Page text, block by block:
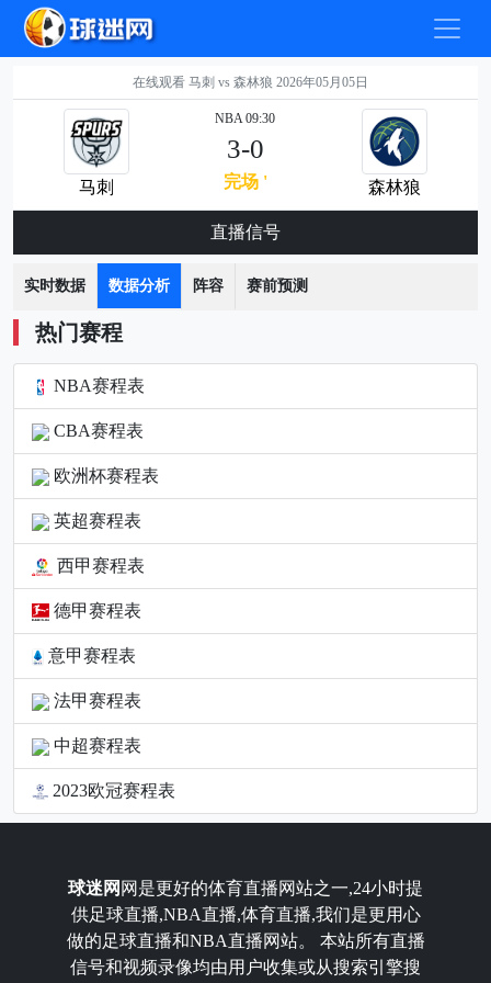
在线观看 马刺 vs 森林狼 2026年05月05日
马刺
NBA 09:30
3-0
完场 ' 森林狼
直播信号
实时数据 数据分析 阵容 赛前预测
热门赛程
NBA赛程表
CBA赛程表
欧洲杯赛程表
英超赛程表
西甲赛程表
德甲赛程表
意甲赛程表
法甲赛程表
中超赛程表
2023欧冠赛程表
球迷网 网是更好的体育直播网站之一,24小时提
供足球直播,NBA直播,体育直播,我们是更用心
做的足球直播和NBA直播网站。 本站所有直播
信号和视频录像均由用户收集或从搜索引擎搜